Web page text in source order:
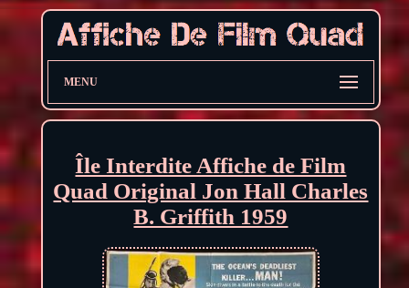
MENU
Île Interdite Affiche de Film
Quad Original Jon Hall Charles
B. Griffith 1959